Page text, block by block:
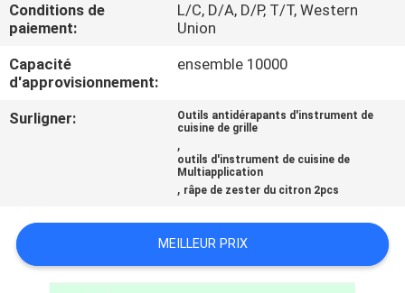
CONTACTEZ-
NOUS
DEMANDEZ
PLAN
DU
Conditions de
paiement:
L/C, D/A, D/P, T/T, Western
Union
Capacité
d'approvisionnement:
ensemble 10000
Surligner:
Outils antidérapants d'instrument de
cuisine de grille
,
outils d'instrument de cuisine de
Multiapplication
, râpe de zester du citron 2pcs
MEILLEUR PRIX